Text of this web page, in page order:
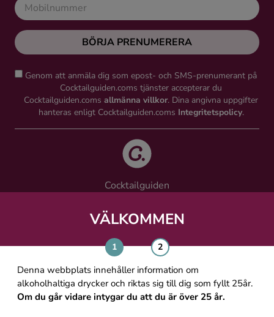
VÄLKOMMEN
Denna webbplats innehåller information om
alkoholhaltiga drycker och riktas sig till dig som fyllt 25år.
Om du går vidare intygar du att du är över 25 år.
BÖRJA PRENUMERERA
Genom att anmäla dig som epost- och SMS-prenumerant på
Cocktailguiden.coms tjänster accepterar du
Cocktailguiden.coms allmänna villkor. Dina angivna uppgifter
hanteras enligt Cocktailguiden.coms Integritetspolicy.
Cocktailguiden
Västra Järnvägsgatan 21, 111 64 Stockholm